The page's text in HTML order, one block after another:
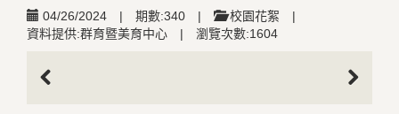
04/26/2024 | 期數:340 | 校園花絮
|
資料提供:群育暨美育中心
| 瀏覽次數:1604